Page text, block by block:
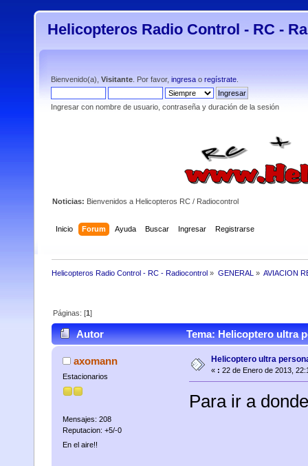
Helicopteros Radio Control - RC -
Bienvenido(a), Visitante . Por favor, ingresa o regístrate
Ingresar con nombre de usuario, contraseña y duración de la sesión
Noticias: Bienvenidos a Helicopteros RC / Radiocontrol
Inicio Forum Ayuda Buscar Ingresar Registrarse
Helicopteros Radio Control - RC - Radiocontrol » GENERAL » AVIACION
Páginas: [1]
Autor Tema: Helicoptero ultra
axomann
Estacionarios
Mensajes: 208
Reputacion: +5/-0
En el aire!!
Helicoptero ultra
« : 22 de Enero de 2013,
Para ir a